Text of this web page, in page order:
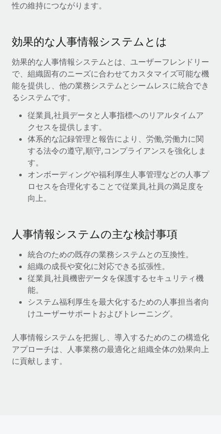
サービス
グローバル人事・コンプライアンスの専門サポート
バックグラウンドチェック
候補者の選考プロセスをシンプルに
Compliance Watchtower
コンプライアンスリスクを先回りして対応
デバイス管理
ITデバイスを世界規模で提供・管理
法人設立
法令順守した法人をスピーディに設立
移住・転勤
福利厚生
従業員の福利厚生を簡単に管理
活用事例
給与・人材情報
すべてのリソースを表示する
グローバル給与処理
EORおよびPEO
契約社員管理
ブログを読む
ブログ
Remoteの製品アップデート：GustoとXeroの統合お
よびContractor Management Plus（契約社員管理
プラス）
Remoteの使命は、世界のどこにいても、あらゆる規模の企業が
業務に最適な人材を採用し、管理し、給与を支給できるようにす
ることです。この数週間で、新しい統合、機能、改良点をリリー
詳細を見る
性の維持につながります。
効果的な人事情報システムとは
効果的な人事情報システムとは、ユーザーフレンドリー
で、組織固有のニーズに合わせてカスタマイズ可能な機
能を提供し、他の業務システムとシームレスに統合でき
るシステムです。
従業員,社員データと人事指標へのリアルタイムア
クセスを提供します。
体系的な記録管理と報告により、労働,労働力に関
する法令の遵守,順守,コンプライアンスを強化しま
す。
オンボーディングや福利厚生人事管理などの人事プ
ロセスを合理化することで従業員,社員の満足度を
向上。
人事情報システムの主な検討事項
‌統合のための既存の業務システムとの互換性。
組織の成長や変化に対応できる拡張性。
従業員,社員機密データを保護するセキュリティ機
能。
システム福利厚生を最大化するための人事担当者向
けユーザーサポートおよびトレーニング。
人事情報システムを把握し、導入するためのこの構造化
アプローチは、人事業務の最適化と組織全体の効果向上
に貢献します。